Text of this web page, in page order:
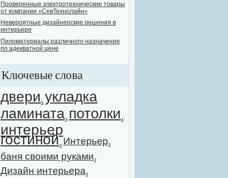
Проверенные электротехнические товары
от компании «СевТехнолайн»
Невероятные дизайнерские решения в
интерьере
Пиломатериалы различного назначения
по адекватной цене
Ключевые слова
двери 3 укладка
ламината3 потолки 3
интерьер
гостиной3 Интерьер2
баня своими руками2
Дизайн интерьера2